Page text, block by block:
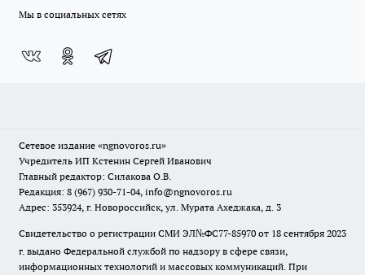
Мы в социальных сетях
Сетевое издание «ngnovoros.ru»
Учредитель ИП Кстенин Сергей Иванович
Главный редактор: Силакова О.В.
Редакция: 8 (967) 930-71-04, info@ngnovoros.ru
Адрес: 353924, г. Новороссийск, ул. Мурата Ахеджака, д. 3
Свидетельство о регистрации СМИ ЭЛ№ФС77-85970 от 18 сентября 2023
г. выдано Федеральной службой по надзору в сфере связи,
информационных технологий и массовых коммуникаций. При